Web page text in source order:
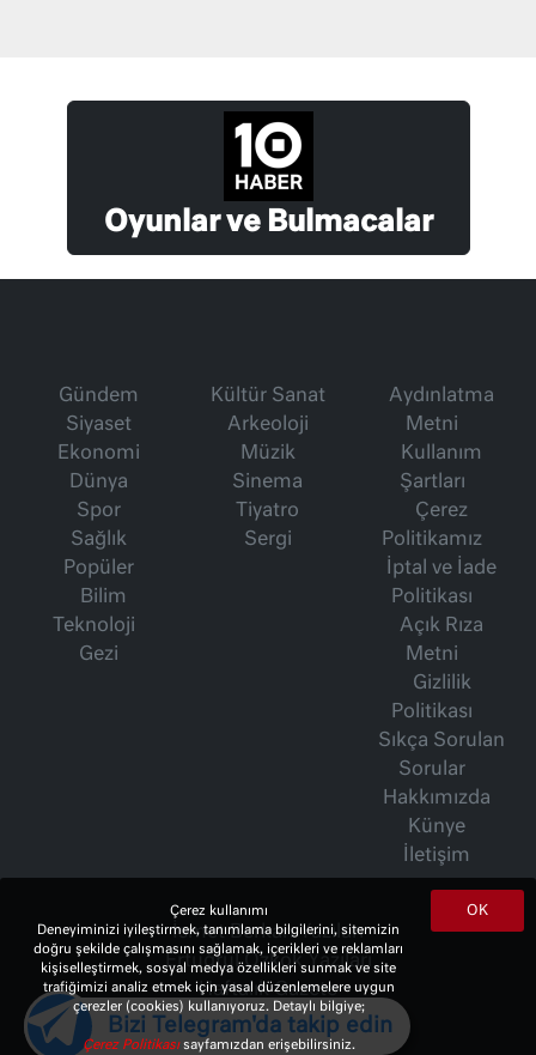
Oyunlar ve Bulmacalar
Gündem
Siyaset
Ekonomi
Dünya
Spor
Sağlık
Popüler
Bilim
Teknoloji
Gezi
Kültür Sanat
Arkeoloji
Müzik
Sinema
Tiyatro
Sergi
Aydınlatma
Metni
Kullanım
Şartları
Çerez
Politikamız
İptal ve İade
Politikası
Açık Rıza
Metni
Gizlilik
Politikası
Sıkça Sorulan
Sorular
Hakkımızda
Künye
İletişim
İsmet Berkan Yazıları
Ertuğrul Özkök Yazıları
Haftalık Gazete
OK
Çerez kullanımı
Deneyiminizi iyileştirmek, tanımlama bilgilerini, sitemizin
doğru şekilde çalışmasını sağlamak, içerikleri ve reklamları
kişiselleştirmek, sosyal medya özellikleri sunmak ve site
trafiğimizi analiz etmek için yasal düzenlemelere uygun
çerezler (cookies) kullanıyoruz. Detaylı bilgiye;
Çerez Politikasısayfamızdan erişebilirsiniz.
Bizi Telegram'da takip edin